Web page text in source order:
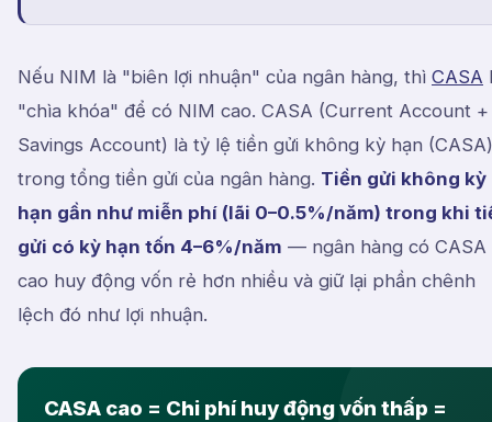
Nếu NIM là "biên lợi nhuận" của ngân hàng, thì CASA
"chìa khóa" để có NIM cao. CASA (Current Account +
Savings Account) là tỷ lệ tiền gửi không kỳ hạn (CASA)
trong tổng tiền gửi của ngân hàng. Tiền gửi không kỳ
hạn gần như miễn phí (lãi 0–0.5%/năm) trong khi
gửi có kỳ hạn tốn 4–6%/năm — ngân hàng có CASA
cao huy động vốn rẻ hơn nhiều và giữ lại phần chênh
lệch đó như lợi nhuận.
CASA cao = Chi phí huy động vốn thấp =